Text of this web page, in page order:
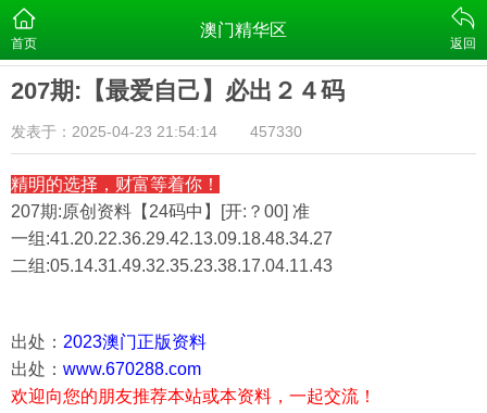
首页
澳门精华区
返回
207期:【最爱自己】必出２４码
发表于：2025-04-23 21:54:14 457330
精明的选择，财富等着你！
207期:原创资料【24码中】[开:？00] 准
一组:41.20.22.36.29.42.13.09.18.48.34.27
二组:05.14.31.49.32.35.23.38.17.04.11.43
出处： 2023澳门正版资料
出处： www.670288.com
欢迎向您的朋友推荐本站或本资料，一起交流！